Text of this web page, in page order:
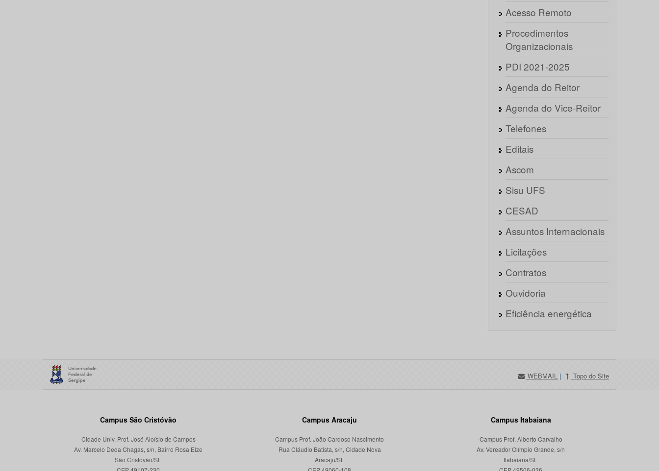
Acesso Remoto
Procedimentos
Organizacionais
PDI 2021-2025
Agenda do Reitor
Agenda do Vice-Reitor
Telefones
Editais
Ascom
Sisu UFS
CESAD
Assuntos Internacionais
Licitações
Contratos
Ouvidoria
Eficiência energética
WEBMAIL | Topo do Site
Campus São Cristóvão
Cidade Univ. Prof. José Aloísio de Campos
Av. Marcelo Deda Chagas, s/n, Bairro Rosa Elze
São Cristóvão/SE
Campus Aracaju
Campus Prof. João Cardoso Nascimento
Rua Cláudio Batista, s/n, Cidade Nova
Aracaju/SE
Campus Itabaiana
Campus Prof. Alberto Carvalho
Av. Vereador Olímpio Grande, s/n
Itabaiana/SE